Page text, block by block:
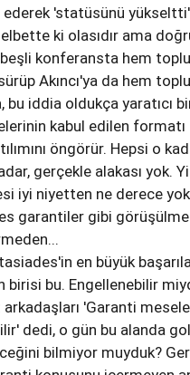
'statüsünü
ki olasıdır ama
konferansta hem
Akıncı'ya da hem
bu iddia oldukça yaratıcı
kabul edilen
öngörür. Hepsi o
gerçekle alakası yok.
iyi niyetten ne derece
garantiler gibi
en büyük
birisi bu. Engellenebilir
'Garanti
dedi, o gün bu alanda
bilmiyor muyduk?